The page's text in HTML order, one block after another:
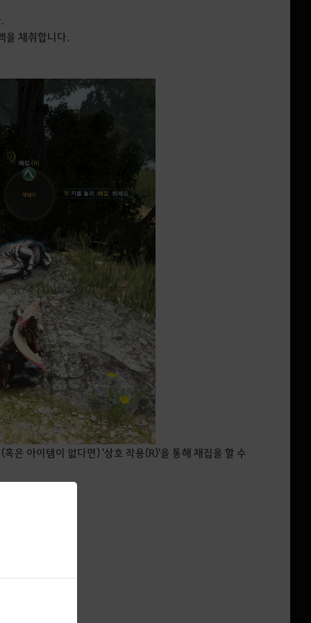
을 채취합니다.
(혹은 아이템이 없다면) '상호 작용(R)'을 통해 채집을 할 수